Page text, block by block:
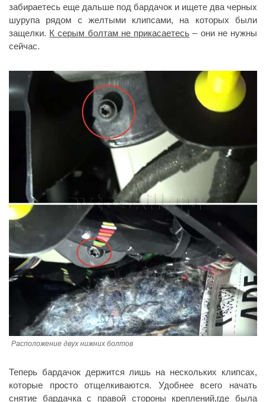
забираетесь еще дальше под бардачок и ищете два черных
шурупа рядом с желтыми клипсами, на которых были
защелки. К серым болтам не прикасаетесь – они не нужны
сейчас.
Расположение двух нижних болтов
Теперь бардачок держится лишь на нескольких клипсах,
которые просто отщелкиваются. Удобнее всего начать
снятие бардачка с правой стороны креплений,где была